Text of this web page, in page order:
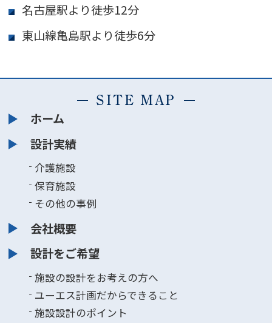
名古屋駅より徒歩12分
東山線亀島駅より徒歩6分
SITE MAP
ホーム
設計実績
介護施設
保育施設
その他の事例
会社概要
設計をご希望
施設の設計をお考えの方へ
ユーエス計画だからできること
施設設計のポイント